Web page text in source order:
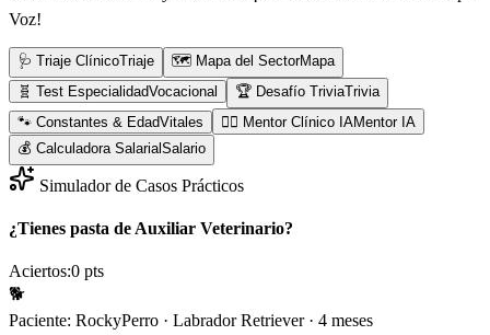
Voz!
🩺 Triaje ClínicoTriaje 🗺️ Mapa del SectorMapa
🧬 Test EspecialidadVocacional 🏆 Desafío TriviaTrivia
🐾 Constantes & EdadVitales 👨‍⚕️ Mentor Clínico IAMentor IA
💰 Calculadora SalarialSalario
Simulador de Casos Prácticos
¿Tienes pasta de Auxiliar Veterinario?
Aciertos:0 pts
🐕
Paciente: RockyPerro · Labrador Retriever· 4 meses